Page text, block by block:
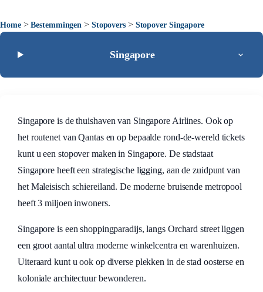
Home>Bestemmingen > Stopovers> Stopover Singapore
Singapore
Singapore is de thuishaven van Singapore Airlines. Ook op
het routenet van Qantas en op bepaalde rond-de-wereld tickets
kunt u een stopover maken in Singapore. De stadstaat
Singapore heeft een strategische ligging, aan de zuidpunt van
het Maleisisch schiereiland. De moderne bruisende metropool
heeft 3 miljoen inwoners.
Singapore is een shoppingparadijs, langs Orchard street liggen
een groot aantal ultra moderne winkelcentra en warenhuizen.
Uiteraard kunt u ook op diverse plekken in de stad oosterse en
koloniale architectuur bewonderen.